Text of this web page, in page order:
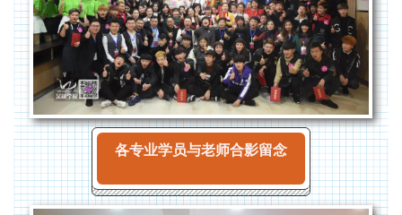
各专业学员与老师合影留念